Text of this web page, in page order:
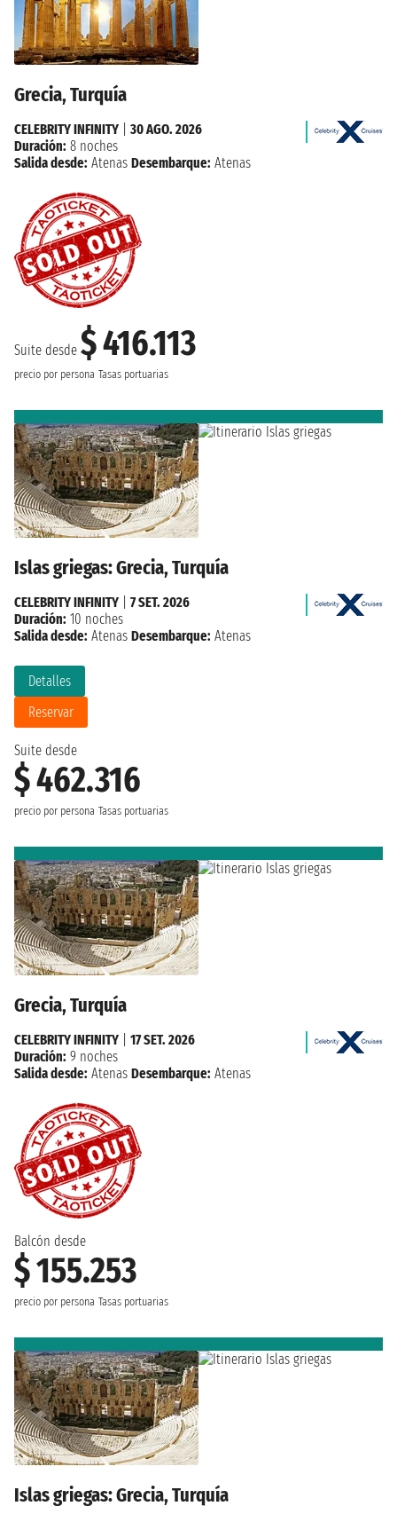
Grecia, Turquía
Suite desde $ 416.113
precio por persona Tasas portuarias
CELEBRITY INFINITY
30 AGO. 2026
Duración: 8 noches
Salida desde: Atenas Desembarque: Atenas
Islas griegas: Grecia, Turquía
Suite desde
$ 462.316
precio por persona Tasas portuarias
Detalles
Reservar
CELEBRITY INFINITY
7 SET. 2026
Duración: 10 noches
Salida desde: Atenas Desembarque: Atenas
Grecia, Turquía
Balcón desde
$ 155.253
precio por persona Tasas portuarias
CELEBRITY INFINITY
17 SET. 2026
Duración: 9 noches
Salida desde: Atenas Desembarque: Atenas
Islas griegas: Grecia, Turquía